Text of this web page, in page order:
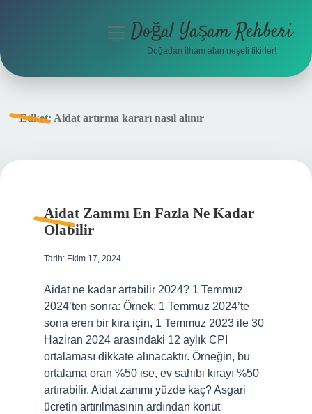
menüyüDoğal Yaşam Rehberi
Doğadan ilham alan neşeli fikirler!
Etiket: Aidat artırma kararı nasıl alınır
Aidat Zammı En Fazla Ne Kadar
Olabilir
Tarih: Ekim 17, 2024
Aidat ne kadar artabilir 2024? 1 Temmuz
2024’ten sonra: Örnek: 1 Temmuz 2024’te
sona eren bir kira için, 1 Temmuz 2023 ile 30
Haziran 2024 arasındaki 12 aylık CPI
ortalaması dikkate alınacaktır. Örneğin, bu
ortalama oran %50 ise, ev sahibi kirayı %50
artırabilir. Aidat zammı yüzde kaç? Asgari
ücretin artırılmasının ardından konut